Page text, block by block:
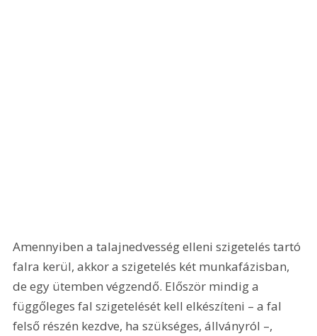
Amennyiben a talajnedvesség elleni szigetelés tartó
falra kerül, akkor a szigetelés két munkafázisban,
de egy ütemben végzendő. Először mindig a
függőleges fal szigetelését kell elkészíteni – a fal
felső részén kezdve, ha szükséges, állványról –,